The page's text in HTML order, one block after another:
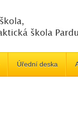
Úřední deska